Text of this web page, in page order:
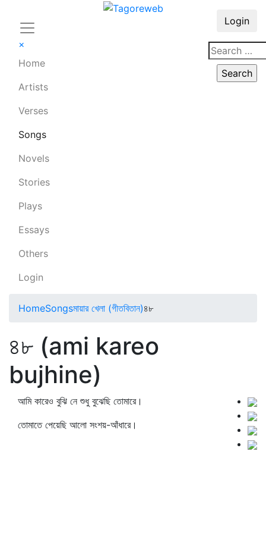
×
Home
Artists
Verses
Songs
Novels
Stories
Plays
Essays
Others
Login
Login
HomeSongsমায়ার খেলা (গীতবিতান)৪৮
৪৮ (ami kareo
bujhine)
আমি কারেও বুঝি নে শুধু বুঝেছি তোমারে।
তোমাতে পেয়েছি আলো সংশয়-আঁধারে।